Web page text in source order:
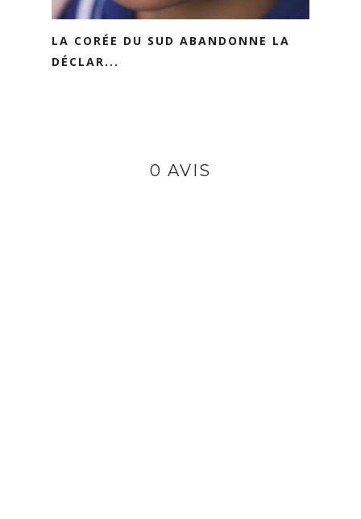
LA CORÉE DU SUD ABANDONNE LA
DÉCLAR...
0 AVIS